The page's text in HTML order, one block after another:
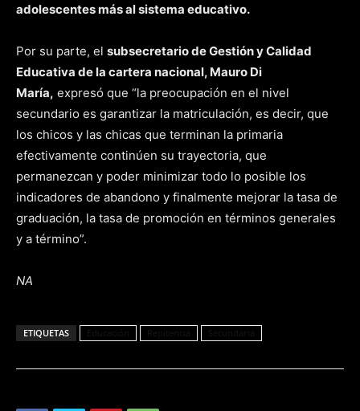
adolescentes más al sistema educativo.
Por su parte, el subsecretario de Gestión y Calidad
Educativa de la cartera nacional, Mauro Di
María, expresó que “la preocupación en el nivel
secundario es garantizar la matriculación, es decir, que
los chicos y las chicas que terminan la primaria
efectivamente continúen su trayectoria, que
permanezcan y poder minimizar todo lo posible los
indicadores de abandono y finalmente mejorar la tasa de
graduación, la tasa de promoción en términos generales
y a término”.
NA
ETIQUETAS